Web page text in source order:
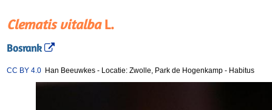
Clematis vitalbaL.
Bosrank
CC BY 4.0 Han Beeuwkes - Locatie: Zwolle, Park de Hogenkamp - Habitus